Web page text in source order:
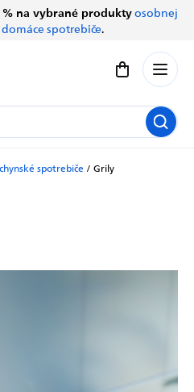
% na vybrané produktyosobnej
domáce spotrebiče.
Nákupný
spotrebiče / Grily